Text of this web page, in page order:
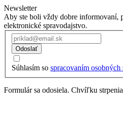
Newsletter
Aby ste boli vždy dobre informovaní,
elektronické spravodajstvo.
Odoslať
Súhlasím so spracovaním osobných
Formulár sa odosiela. Chvíľku